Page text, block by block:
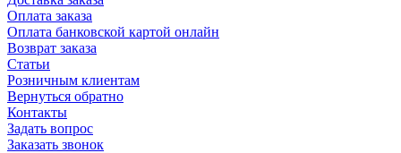
Оплата заказа
Оплата банковской картой онлайн
Возврат заказа
Статьи
Розничным клиентам
Вернуться обратно
Контакты
Задать вопрос
Заказать звонок